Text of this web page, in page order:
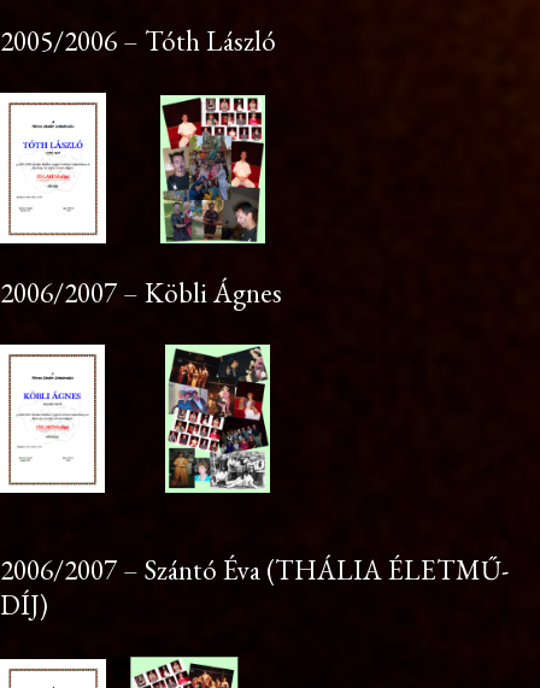
2005/2006 – Tóth László
2006/2007 – Köbli Ágnes
2006/2007 – Szántó Éva (THÁLIA ÉLETMŰ-
DÍJ)